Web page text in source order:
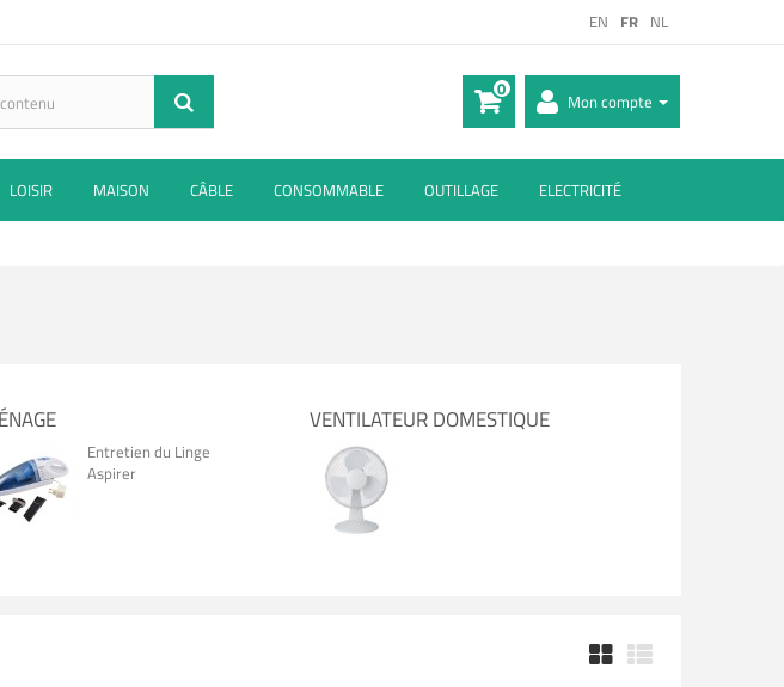
EN FR NL
Mon compte
0
LOISIR MAISON CÂBLE CONSOMMABLE OUTILLAGE ELECTRICITÉ
Entretien du Linge
Aspirer
VENTILATEUR DOMESTIQUE